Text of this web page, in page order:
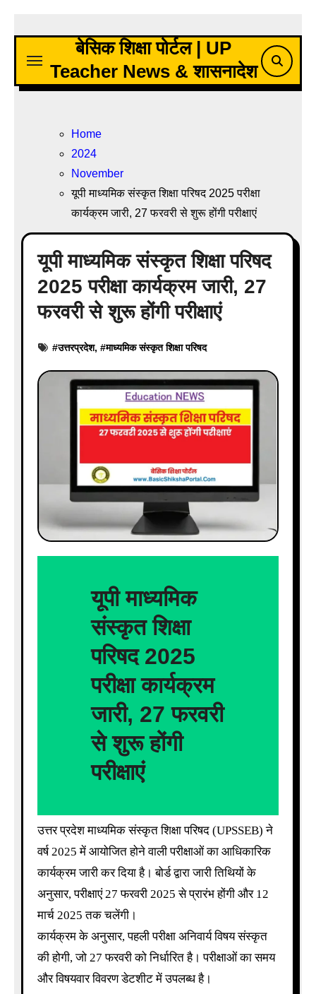
content
बेसिक शिक्षा पोर्टल | UP
Teacher News & शासनादेश
Home
2024
November
यूपी माध्यमिक संस्कृत शिक्षा परिषद 2025 परीक्षा
कार्यक्रम जारी, 27 फरवरी से शुरू होंगी परीक्षाएं
यूपी माध्यमिक संस्कृत शिक्षा परिषद
2025 परीक्षा कार्यक्रम जारी, 27
फरवरी से शुरू होंगी परीक्षाएं
#उत्तरप्रदेश, #माध्यमिक संस्कृत शिक्षा परिषद
यूपी माध्यमिक
संस्कृत शिक्षा
परिषद 2025
परीक्षा कार्यक्रम
जारी, 27 फरवरी
से शुरू होंगी
परीक्षाएं
उत्तर प्रदेश माध्यमिक संस्कृत शिक्षा परिषद (UPSSEB) ने
वर्ष 2025 में आयोजित होने वाली परीक्षाओं का आधिकारिक
कार्यक्रम जारी कर दिया है। बोर्ड द्वारा जारी तिथियों के
अनुसार, परीक्षाएं 27 फरवरी 2025 से प्रारंभ होंगी और 12
मार्च 2025 तक चलेंगी।
कार्यक्रम के अनुसार, पहली परीक्षा अनिवार्य विषय संस्कृत
की होगी, जो 27 फरवरी को निर्धारित है। परीक्षाओं का समय
और विषयवार विवरण डेटशीट में उपलब्ध है।